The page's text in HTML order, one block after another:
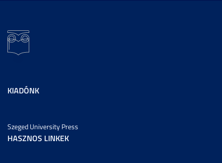
KIADÓNK
Szeged University Press
HASZNOS LINKEK